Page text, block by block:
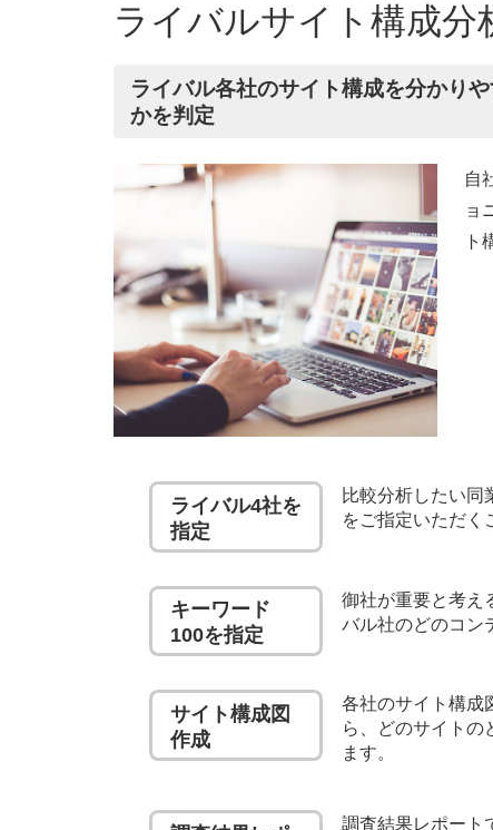
ライバルサイト構成分
ライバル各社のサイト構成を分かり
かを判定
自
ョ
ト
ライバル4社を
指定
比較分析したい同
をご指定いただく
キーワード
100を指定
御社が重要と考え
バル社のどのコン
サイト構成図
作成
各社のサイト構成
ら、どのサイトの
ます。
調査結果レポート